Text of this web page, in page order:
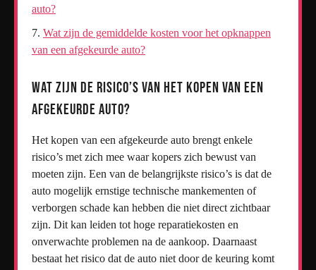
auto?
Wat zijn de gemiddelde kosten voor het opknappen
van een afgekeurde auto?
Wat zijn de risico’s van het kopen van een
afgekeurde auto?
Het kopen van een afgekeurde auto brengt enkele
risico’s met zich mee waar kopers zich bewust van
moeten zijn. Een van de belangrijkste risico’s is dat de
auto mogelijk ernstige technische mankementen of
verborgen schade kan hebben die niet direct zichtbaar
zijn. Dit kan leiden tot hoge reparatiekosten en
onverwachte problemen na de aankoop. Daarnaast
bestaat het risico dat de auto niet door de keuring komt